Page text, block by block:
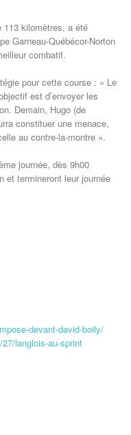
113 kilomètres, a été
Garneau-Québécor-Norton
combatif.
pour cette course : « Le
est d’envoyer les
Demain, Hugo (de
constituer une menace,
au contre-la-montre ».
journée, dès 9h00
et termineront leur journée
devant-david-boily/
langlois-au-sprint